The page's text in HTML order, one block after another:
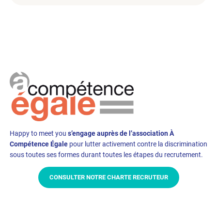
Happy to meet you s’engage auprès de l’association À
Compétence Égale pour lutter activement contre la discrimination
sous toutes ses formes durant toutes les étapes du recrutement.
CONSULTER NOTRE CHARTE RECRUTEUR